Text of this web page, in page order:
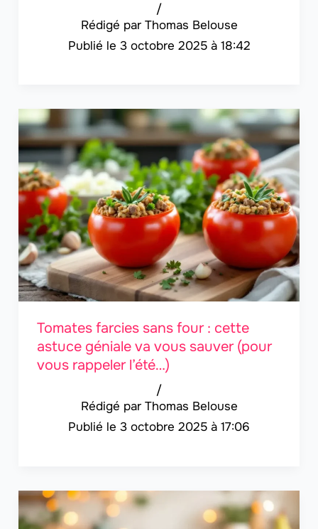
Thomas Belouse
/
3 octobre 2025 à 18:42
Tomates farcies sans four : cette
astuce géniale va vous sauver (pour
vous rappeler l’été…)
Thomas Belouse
/
3 octobre 2025 à 17:06